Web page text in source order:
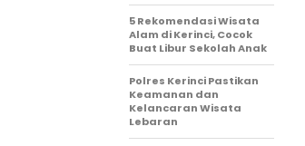
5 Rekomendasi Wisata
Alam di Kerinci, Cocok
Buat Libur Sekolah Anak
Polres Kerinci Pastikan
Keamanan dan
Kelancaran Wisata
Lebaran